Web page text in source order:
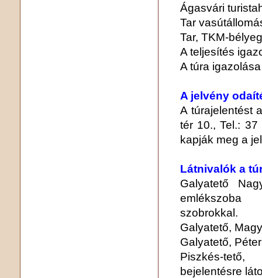
Ágasvári
Tar
Tar, TKM-
A teljesítés
A túra
A jelvény
A túrajelentést
tér 10., Tel.:
kapják meg a
Látnivalók a
Galyatető
szobrokkal.
Galyatető,
Galyatető,
Piszkés-
bejelentésre